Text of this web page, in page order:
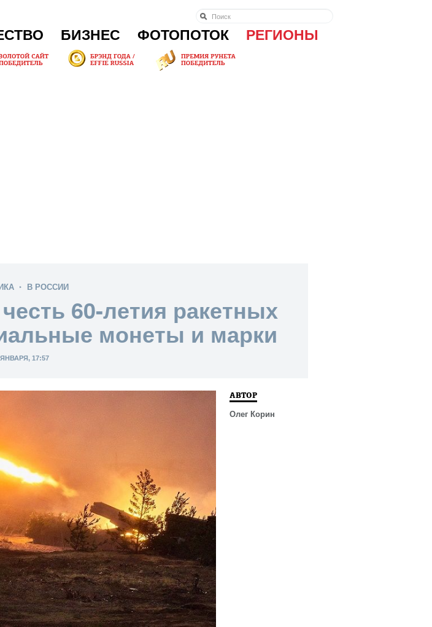
БИЗНЕС ФОТОПОТОК РЕГИОНЫ
В РОССИИ
60-летия ракетных
монеты и марки
ЯНВАРЯ, 17:57
АВТОР
Олег Корин